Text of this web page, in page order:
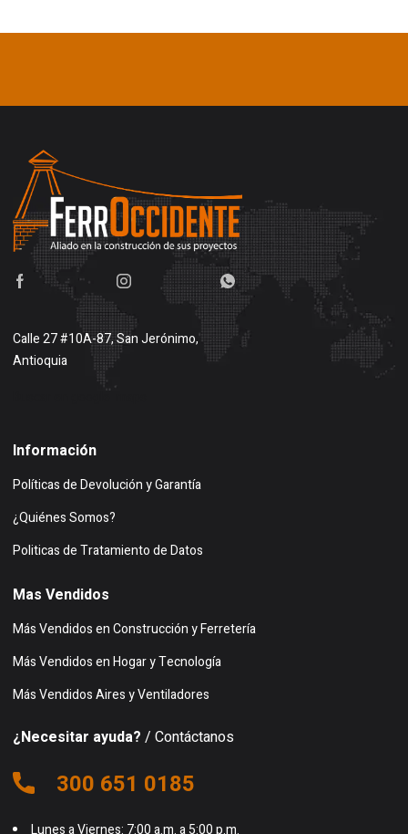
Calle 27 #10A-87, San Jerónimo,
Antioquia
Información
Políticas de Devolución y Garantía
¿Quiénes Somos?
Politicas de Tratamiento de Datos
Mas Vendidos
Más Vendidos en Construcción y Ferretería
Más Vendidos en Hogar y Tecnología
Más Vendidos Aires y Ventiladores
¿Necesitar ayuda? / Contáctanos
300 651 0185
Lunes a Viernes: 7:00 a.m. a 5:00 p.m.